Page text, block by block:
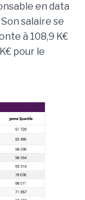
en data
salaire se
à 108,9 K€
pour le